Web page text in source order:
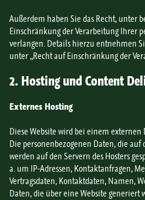
Außerdem haben Sie das Recht, unter
Einschränkung der Verarbeitung Ihrer
verlangen. Details hierzu entnehmen
unter „Recht auf Einschränkung der
2. Hosting und Content
Externes Hosting
Diese Website wird bei einem externen
Die personenbezogenen Daten, die auf
werden auf den Servern des Hosters
a. um IP-Adressen, Kontaktanfragen,
Vertragsdaten, Kontaktdaten, Namen,
Daten, die über eine Website generiert